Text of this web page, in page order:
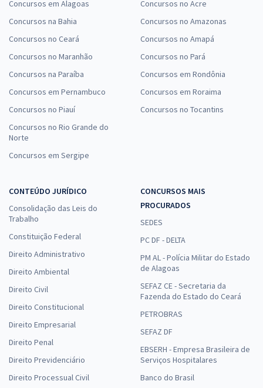
Concursos em Alagoas
Concursos na Bahia
Concursos no Ceará
Concursos no Maranhão
Concursos na Paraíba
Concursos em Pernambuco
Concursos no Piauí
Concursos no Rio Grande do
Norte
Concursos em Sergipe
Concursos no Acre
Concursos no Amazonas
Concursos no Amapá
Concursos no Pará
Concursos em Rondônia
Concursos em Roraima
Concursos no Tocantins
CONTEÚDO JURÍDICO
Consolidação das Leis do
Trabalho
Constituição Federal
Direito Administrativo
Direito Ambiental
Direito Civil
Direito Constitucional
Direito Empresarial
Direito Penal
Direito Previdenciário
Direito Processual Civil
CONCURSOS MAIS
PROCURADOS
SEDES
PC DF - DELTA
PM AL - Polícia Militar do Estado
de Alagoas
SEFAZ CE - Secretaria da
Fazenda do Estado do Ceará
PETROBRAS
SEFAZ DF
EBSERH - Empresa Brasileira de
Serviços Hospitalares
Banco do Brasil